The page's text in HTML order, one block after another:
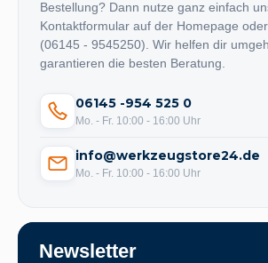
Bestellung? Dann nutze ganz einfach
Kontaktformular auf der Homepage
(06145 - 9545250). Wir helfen dir
garantieren die besten Beratung.
06145 -954 525 0
Mo. - Fr. 10:00 - 16:00 Uhr
info@werkzeugstore24.de
Mo. - Fr. 10:00 - 16:00 Uhr
Newsletter